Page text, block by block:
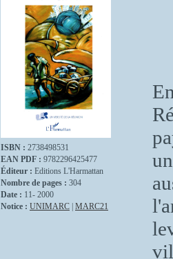
ISBN : 2738498531
EAN PDF : 9782296425477
Éditeur : Editions L'Harmattan
Nombre de pages : 304
Date : 11- 2000
Notice : UNIMARC MARC21